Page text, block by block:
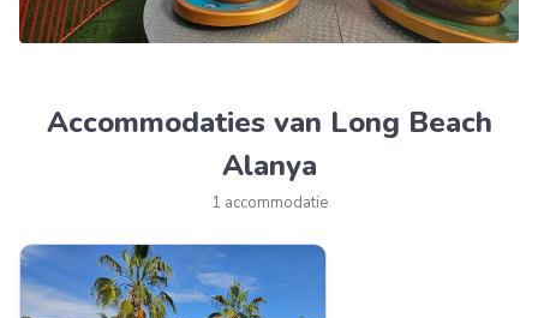
Accommodaties van Long Beach
Alanya
1 accommodatie